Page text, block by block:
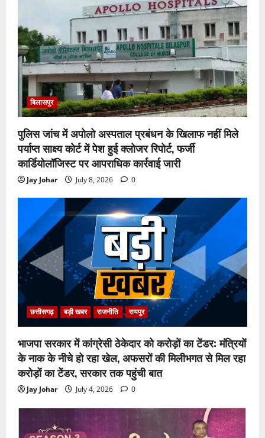
बिलासपुर
पुलिस जांच में अपोलो अस्पताल प्रबंधन के खिलाफ नहीं मिले
पर्याप्त साक्ष्य कोर्ट में पेश हुई क्लोजर रिपोर्ट, फर्जी
कार्डियोलॉजिस्ट पर आपराधिक कार्रवाई जारी
Jay Johar July 8, 2026 0
छत्तीसगढ़ बड़ी खबर राजनीति रायपुर
भाजपा सरकार में कांग्रेसी ठेकेदार को करोड़ों का टेंडर: मंत्रियों
के नाक के नीचे हो रहा खेल, अफसरों की मिलीभगत से मिल रहा
करोड़ों का टेंडर, सरकार तक पहुंची बात
Jay Johar July 4, 2026 0